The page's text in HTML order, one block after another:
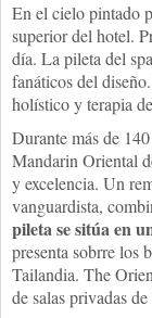
En el cielo pintado
superior del hotel.
día. La pileta del
fanáticos del
holístico y terapia
Durante más de
Mandarin Oriental
y excelencia. Un
vanguardista,
pileta se sitúa en
presenta sobrre los
Tailandia. The
de salas privadas